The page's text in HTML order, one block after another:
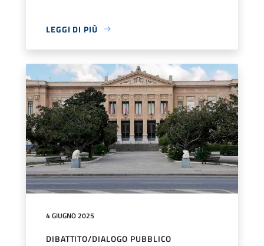
LEGGI DI PIÙ
4 GIUGNO 2025
DIBATTITO/DIALOGO PUBBLICO